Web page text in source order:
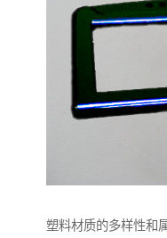
塑料材质的多样性和